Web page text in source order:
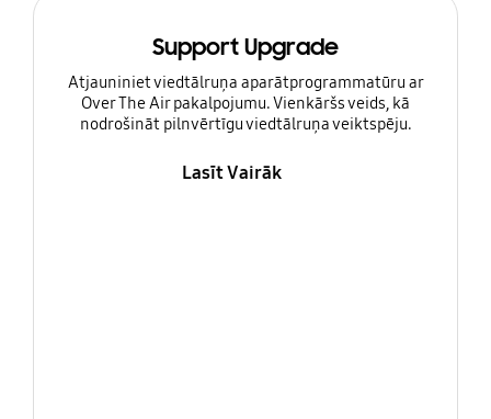
Support Upgrade
Atjauniniet viedtālruņa aparātprogrammatūru ar
Over The Air pakalpojumu. Vienkāršs veids, kā
nodrošināt pilnvērtīgu viedtālruņa veiktspēju.
Lasīt Vairāk